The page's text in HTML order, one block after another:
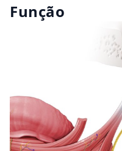
Função